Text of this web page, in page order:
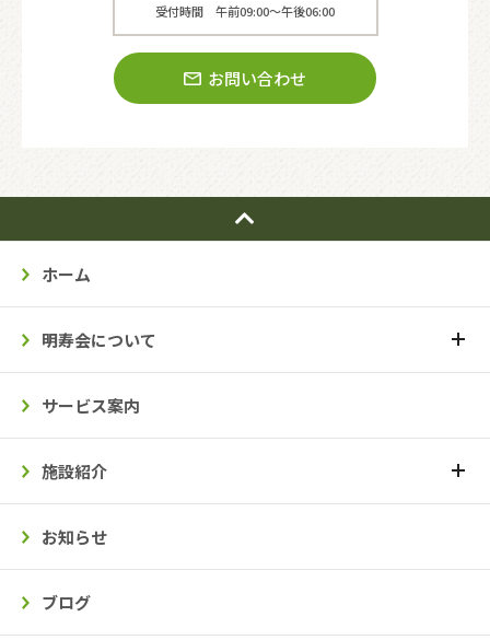
受付時間 午前09:00〜午後06:00
お問い合わせ
ホーム
明寿会について
サービス案内
施設紹介
お知らせ
ブログ